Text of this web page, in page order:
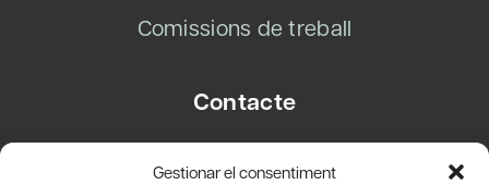
Gestionar el consentiment
Comissions de treball
Contacte